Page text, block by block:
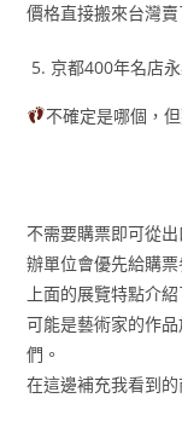
價格直接搬來台灣賣
京都400年名店
不確定是哪個，
不需要購票即可從
辦單位會優先給購
上面的展覽特點介
可能是藝術家的作
們。
在這邊補充我看到